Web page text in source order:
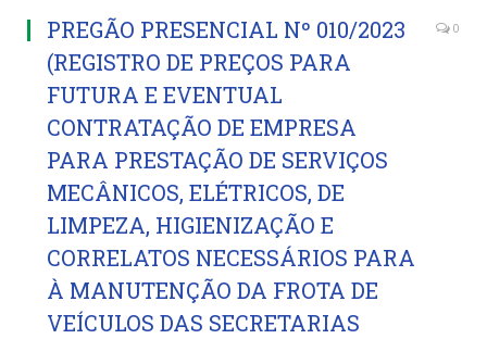
PREGÃO PRESENCIAL Nº 010/2023
(REGISTRO DE PREÇOS PARA
FUTURA E EVENTUAL
CONTRATAÇÃO DE EMPRESA
PARA PRESTAÇÃO DE SERVIÇOS
MECÂNICOS, ELÉTRICOS, DE
LIMPEZA, HIGIENIZAÇÃO E
CORRELATOS NECESSÁRIOS PARA
À MANUTENÇÃO DA FROTA DE
VEÍCULOS DAS SECRETARIAS
0